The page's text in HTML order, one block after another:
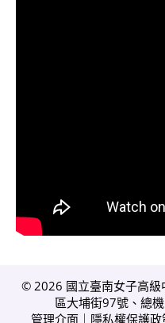
© 2026 國立臺南女子高
區大埔街97號、總
管理介面
隱私權保護政